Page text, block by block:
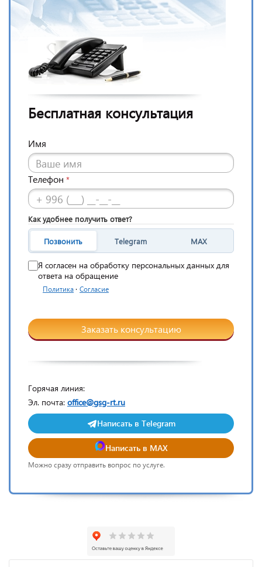
Бесплатная консультация
Имя
Телефон *
Как удобнее получить ответ?
Позвонить Telegram MAX
Я согласен на обработку персональных данных для
ответа на обращение
Политика · Согласие
Заказать консультацию
Горячая линия:
Эл. почта: office@gsg-rt.ru
Написать в Telegram
Написать в MAX
Можно сразу отправить вопрос по услуге.